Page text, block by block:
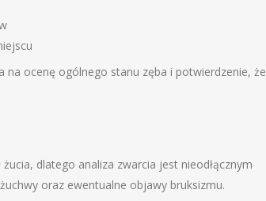
ocenę ogólnego stanu zęba i potwierdzenie, że
dlatego analiza zwarcia jest nieodłącznym
oraz ewentualne objawy bruksizmu.